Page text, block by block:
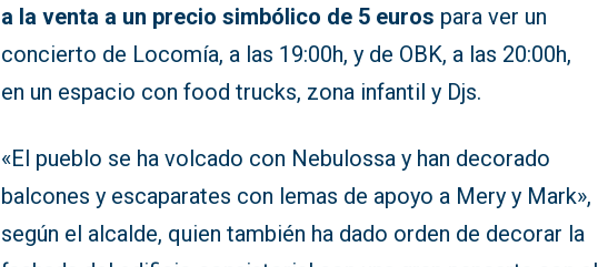
a la venta a un precio simbólico de 5 euros para ver un
concierto de Locomía, a las 19:00h, y de OBK, a las 20:00h,
en un espacio con food trucks, zona infantil y Djs.
«El pueblo se ha volcado con Nebulossa y han decorado
balcones y escaparates con lemas de apoyo a Mery y Mark»,
según el alcalde, quien también ha dado orden de decorar la